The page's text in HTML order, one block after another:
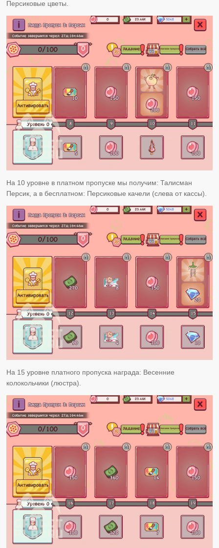
Персиковые цветы.
На 10 уровне в платном пропуске мы получим: Талисман
Персик, а в бесплатном: Персиковые качели (слева от кассы).
На 15 уровне платного пропуска награда: Весенние
колокольчики (люстра).